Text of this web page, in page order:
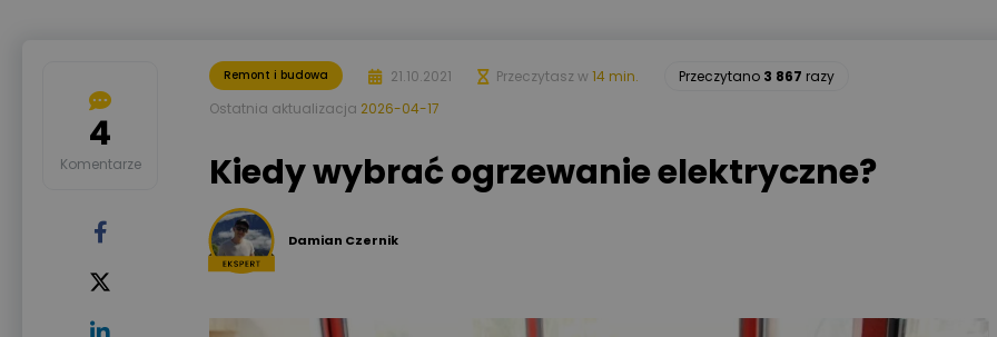
Remont i budowa 21.10.2021 Przeczytasz w 14 min. Przeczytano 3 867 razy
Ostatnia aktualizacja 2026-04-17
Kiedy wybrać ogrzewanie elektryczne?
Damian Czernik
4
Komentarze